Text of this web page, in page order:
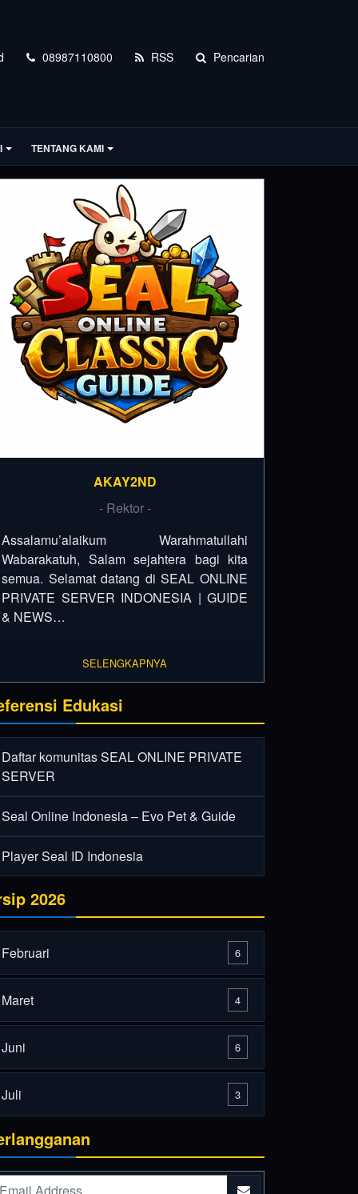
08987110800 RSS Pencarian
TENTANG KAMI
AKAY2ND
- Rektor -
Assalamu’alaikum Warahmatullahi
Wabarakatuh, Salam sejahtera bagi kita
semua. Selamat datang di SEAL ONLINE
PRIVATE SERVER INDONESIA | GUIDE
& NEWS…
SELENGKAPNYA
Edukasi
Daftar komunitas SEAL ONLINE PRIVATE
SERVER
Seal Online Indonesia – Evo Pet & Guide
Player Seal ID Indonesia
2026
Februari 6
Maret 4
Juni 6
Juli 3